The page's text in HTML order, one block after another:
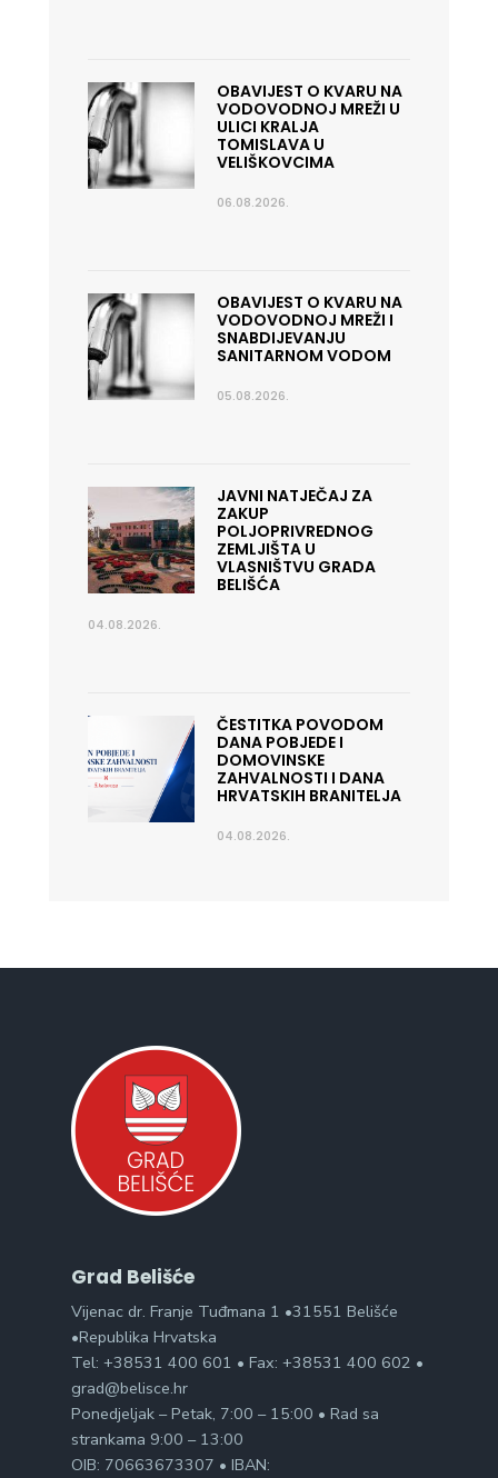
OBAVIJEST O KVARU NA
VODOVODNOJ MREŽI U
ULICI KRALJA
TOMISLAVA U
VELIŠKOVCIMA
06.08.2026.
OBAVIJEST O KVARU NA
VODOVODNOJ MREŽI I
SNABDIJEVANJU
SANITARNOM VODOM
05.08.2026.
JAVNI NATJEČAJ ZA
ZAKUP
POLJOPRIVREDNOG
ZEMLJIŠTA U
VLASNIŠTVU GRADA
BELIŠĆA
04.08.2026.
ČESTITKA POVODOM
DANA POBJEDE I
DOMOVINSKE
ZAHVALNOSTI I DANA
HRVATSKIH BRANITELJA
04.08.2026.
Grad Belišće
Vijenac dr. Franje Tuđmana 1 •31551 Belišće
•Republika Hrvatska
Tel: +38531 400 601 • Fax: +38531 400 602 •
grad@belisce.hr
Ponedjeljak – Petak, 7:00 – 15:00 • Rad sa
strankama 9:00 – 13:00
OIB: 70663673307 • IBAN: